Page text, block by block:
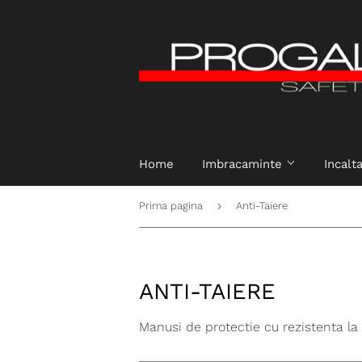
Home Imbracaminte
Prima pagina › Anti-Taiere
ANTI-TAIERE
Manusi de protectie cu rezistenta la